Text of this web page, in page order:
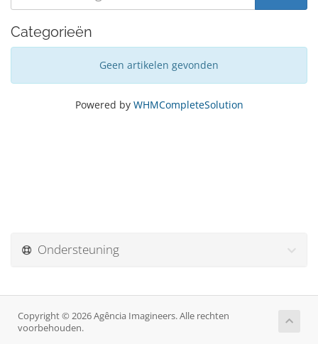
Categorieën
Geen artikelen gevonden
Powered by WHMCompleteSolution
Ondersteuning
Copyright © 2026 Agência Imagineers. Alle rechten
voorbehouden.